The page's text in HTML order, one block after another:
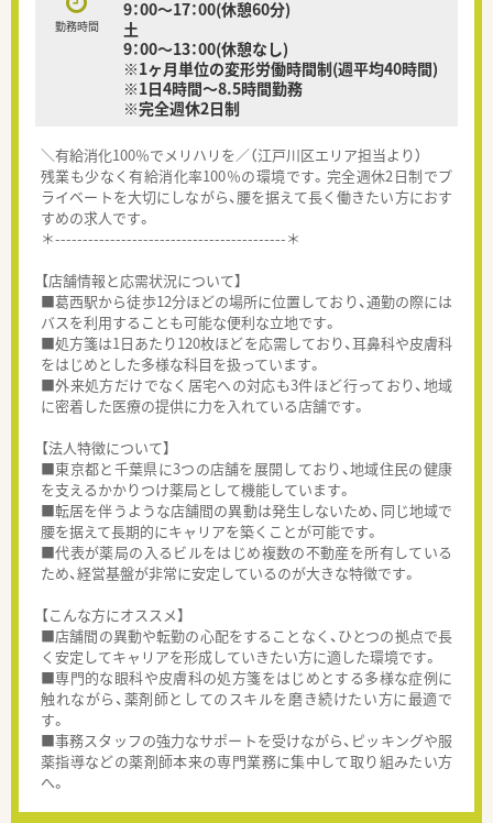
勤務時間
9：00～17：00(休憩60分)
土
9：00～13：00(休憩なし)
※1ヶ月単位の変形労働時間制(週平均40時間)
※1日4時間～8.5時間勤務
※完全週休2日制
＼有給消化100％でメリハリを／（江戸川区エリア担当より）
残業も少なく有給消化率100％の環境です。完全週休2日制でプ
ライベートを大切にしながら、腰を据えて長く働きたい方におす
すめの求人です。
＊------------------------------------------＊
【店舗情報と応需状況について】
■葛西駅から徒歩12分ほどの場所に位置しており、通勤の際には
バスを利用することも可能な便利な立地です。
■処方箋は1日あたり120枚ほどを応需しており、耳鼻科や皮膚科
をはじめとした多様な科目を扱っています。
■外来処方だけでなく居宅への対応も3件ほど行っており、地域
に密着した医療の提供に力を入れている店舗です。
【法人特徴について】
■東京都と千葉県に3つの店舗を展開しており、地域住民の健康
を支えるかかりつけ薬局として機能しています。
■転居を伴うような店舗間の異動は発生しないため、同じ地域で
腰を据えて長期的にキャリアを築くことが可能です。
■代表が薬局の入るビルをはじめ複数の不動産を所有している
ため、経営基盤が非常に安定しているのが大きな特徴です。
【こんな方にオススメ】
■店舗間の異動や転勤の心配をすることなく、ひとつの拠点で長
く安定してキャリアを形成していきたい方に適した環境です。
■専門的な眼科や皮膚科の処方箋をはじめとする多様な症例に
触れながら、薬剤師としてのスキルを磨き続けたい方に最適で
す。
■事務スタッフの強力なサポートを受けながら、ピッキングや服
薬指導などの薬剤師本来の専門業務に集中して取り組みたい方
へ。